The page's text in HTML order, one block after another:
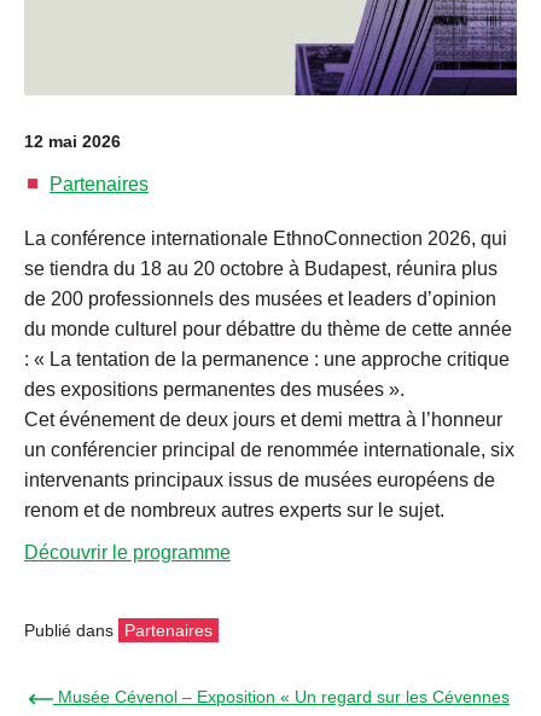
12 mai 2026
Partenaires
La conférence internationale EthnoConnection 2026, qui
se tiendra du 18 au 20 octobre à Budapest, réunira plus
de 200 professionnels des musées et leaders d’opinion
du monde culturel pour débattre du thème de cette année
: « La tentation de la permanence : une approche critique
des expositions permanentes des musées ».
Cet événement de deux jours et demi mettra à l’honneur
un conférencier principal de renommée internationale, six
intervenants principaux issus de musées européens de
renom et de nombreux autres experts sur le sujet.
Découvrir le programme
Publié dans Partenaires
← Musée Cévenol – Exposition « Un regard sur les Cévennes